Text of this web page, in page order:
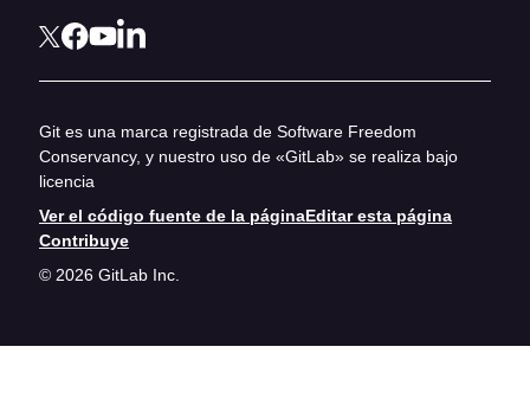
Git es una marca registrada de Software Freedom
Conservancy, y nuestro uso de «GitLab» se realiza bajo
licencia
Ver el código fuente de la páginaEditar esta página
Contribuye
© 2026 GitLab Inc.